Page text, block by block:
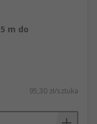
m do
95,30 zł/sztuka